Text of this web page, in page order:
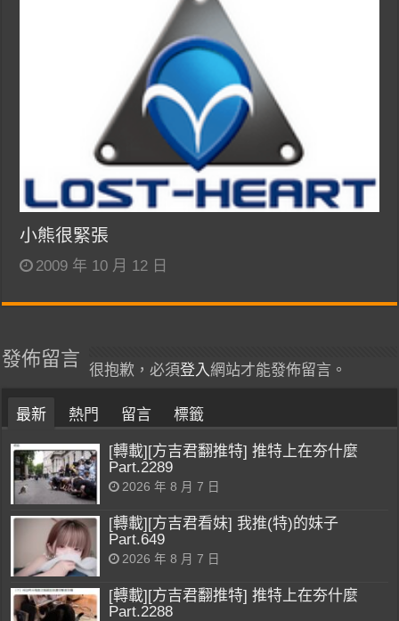
小熊很緊張
2009 年 10 月 12 日
發佈留言
很抱歉，必須登入 網站才能發佈留言。
最新 熱門 留言 標籤
[轉載][方吉君翻推特] 推特上在夯什麼
Part.2289
2026 年 8 月 7 日
[轉載][方吉君看妹] 我推(特)的妹子
Part.649
2026 年 8 月 7 日
[轉載][方吉君翻推特] 推特上在夯什麼
Part.2288